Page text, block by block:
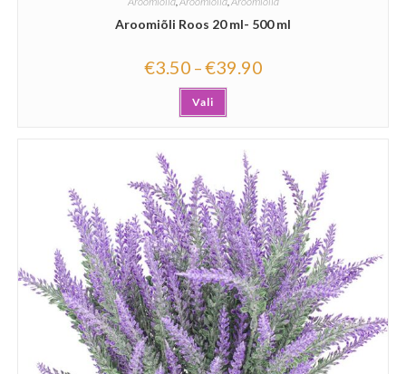
Aroomiõli Roos 20 ml- 500 ml
€3.50 –€39.90
Vali